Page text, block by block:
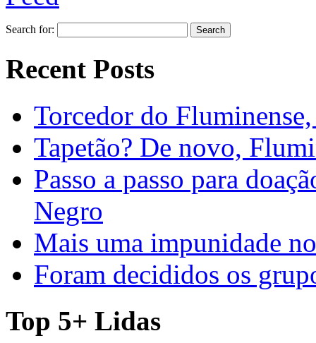
Search for:
Recent Posts
Torcedor do
Tapetão? De novo,
Passo a passo para
Negro
Mais uma impunidade
Foram decididos os
Top 5+ Lidas